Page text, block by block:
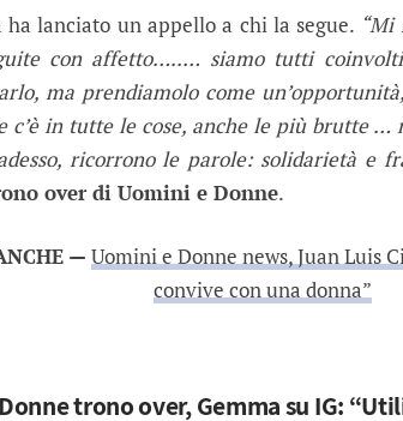
ha lanciato un appello a chi la segue.
con affetto…..… siamo tutti
ma prendiamolo come
c’è in tutte le cose, anche le più brutte …
ricorrono le parole: solidarietà e
over di Uomini e Donne.
— Uomini e Donne news, Juan Luis
convive con una donna”
trono over, Gemma su IG: